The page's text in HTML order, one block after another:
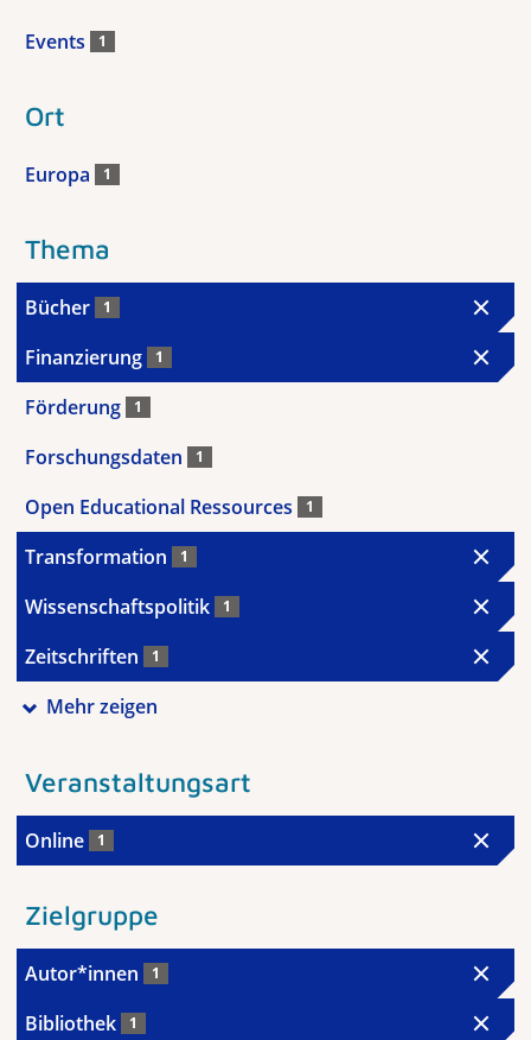
Events 1
Ort
Europa 1
Thema
Bücher 1
Finanzierung 1
Förderung 1
Forschungsdaten 1
Open Educational Ressources 1
Transformation 1
Wissenschaftspolitik 1
Zeitschriften 1
Mehr zeigen
Veranstaltungsart
Online 1
Zielgruppe
Autor*innen 1
Bibliothek 1